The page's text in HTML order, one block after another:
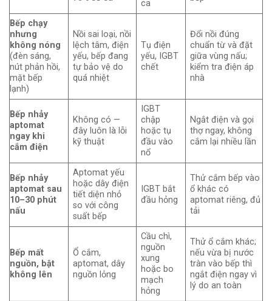
ca
Bếp chạy
nhưng
không nóng
(đèn sáng,
nút phản hồi,
mặt bếp
lạnh)
Nồi sai loại, nồi
lệch tâm, điện
yếu, bếp đang
tự bảo vệ do
quá nhiệt
Tụ điện
yếu, IGBT
chết
Đổi nồi đúng
chuẩn từ và đặt
giữa vùng nấu;
kiểm tra điện áp
nhà
Bếp nhảy
aptomat
ngay khi
cắm điện
Không có —
đây luôn là lỗi
kỹ thuật
IGBT
chập
hoặc tụ
đầu vào
nổ
Ngắt điện và gọi
thợ ngay, không
cắm lại nhiều lần
Bếp nhảy
aptomat sau
10–30 phút
nấu
Aptomat yếu
hoặc dây điện
tiết diện nhỏ
so với công
suất bếp
IGBT bắt
đầu hỏng
Thử cắm bếp vào
ổ khác có
aptomat riêng, đủ
tải
Bếp mất
nguồn, bật
không lên
Ổ cắm,
aptomat, dây
nguồn lỏng
Cầu chì,
nguồn
xung
hoặc bo
mạch
hỏng
Thử ổ cắm khác;
nếu vừa bị nước
tràn vào bếp thì
ngắt điện ngay vì
lý do an toàn